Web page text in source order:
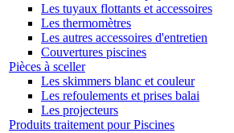
Les tuyaux flottants et accessoires
Les thermomètres
Les autres accessoires d'entretien
Couvertures piscines
Pièces à sceller
Les skimmers blanc et couleur
Les refoulements et prises balai
Les projecteurs
Produits traitement pour Piscines